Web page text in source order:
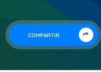
COMPARTIR